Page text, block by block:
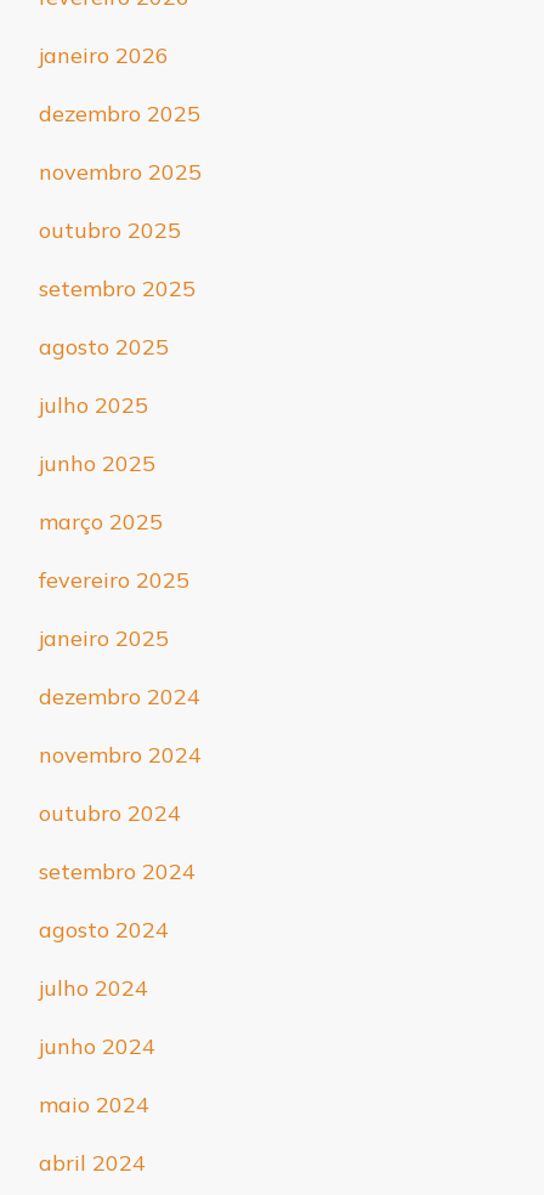
janeiro 2026
dezembro 2025
novembro 2025
outubro 2025
setembro 2025
agosto 2025
julho 2025
junho 2025
março 2025
fevereiro 2025
janeiro 2025
dezembro 2024
novembro 2024
outubro 2024
setembro 2024
agosto 2024
julho 2024
junho 2024
maio 2024
abril 2024